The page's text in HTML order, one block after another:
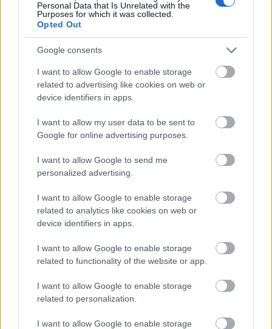
Personal Data that Is Unrelated with the
Purposes for which it was collected.
Opted Out
Google consents
I want to allow Google to enable storage
related to advertising like cookies on web or
device identifiers in apps.
I want to allow my user data to be sent to
Google for online advertising purposes.
I want to allow Google to send me
personalized advertising.
I want to allow Google to enable storage
related to analytics like cookies on web or
device identifiers in apps.
I want to allow Google to enable storage
related to functionality of the website or app.
I want to allow Google to enable storage
related to personalization.
I want to allow Google to enable storage
Tilaa uutiskirjeemme
LUETUIMMAT
LISÄÄ ARTIKKELEITA